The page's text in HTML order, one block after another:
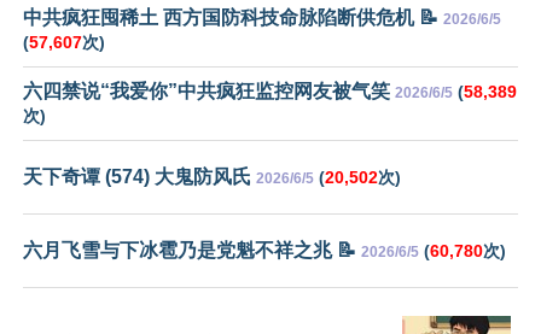
中共疯狂囤稀土 西方国防科技命脉陷断供危机 📝 2026/6/5
(57,607次)
六四禁说“我爱你”中共疯狂监控网友被气笑 2026/6/5 (58,389
次)
天下奇谭 (574) 大鬼防风氏 2026/6/5 (20,502次)
六月飞雪与下冰雹乃是党魁不祥之兆 📝 2026/6/5 (60,780次)